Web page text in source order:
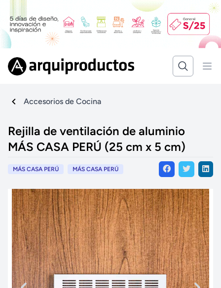
Accesorios de Cocina
Rejilla de ventilación de aluminio
MÁS CASA PERÚ (25 cm x 5 cm)
MÁS CASA PERÚ MÁS CASA PERÚ